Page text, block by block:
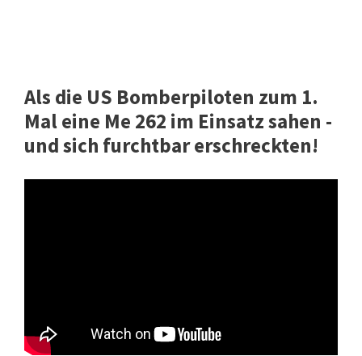
Als die US Bomberpiloten zum 1.
Mal eine Me 262 im Einsatz sahen -
und sich furchtbar erschreckten!